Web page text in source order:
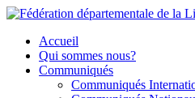
Skip
content
Fédération départementale de la
Membre de la fédération Nationale
Accueil
Qui sommes nous?
Communiqués
Communiqués